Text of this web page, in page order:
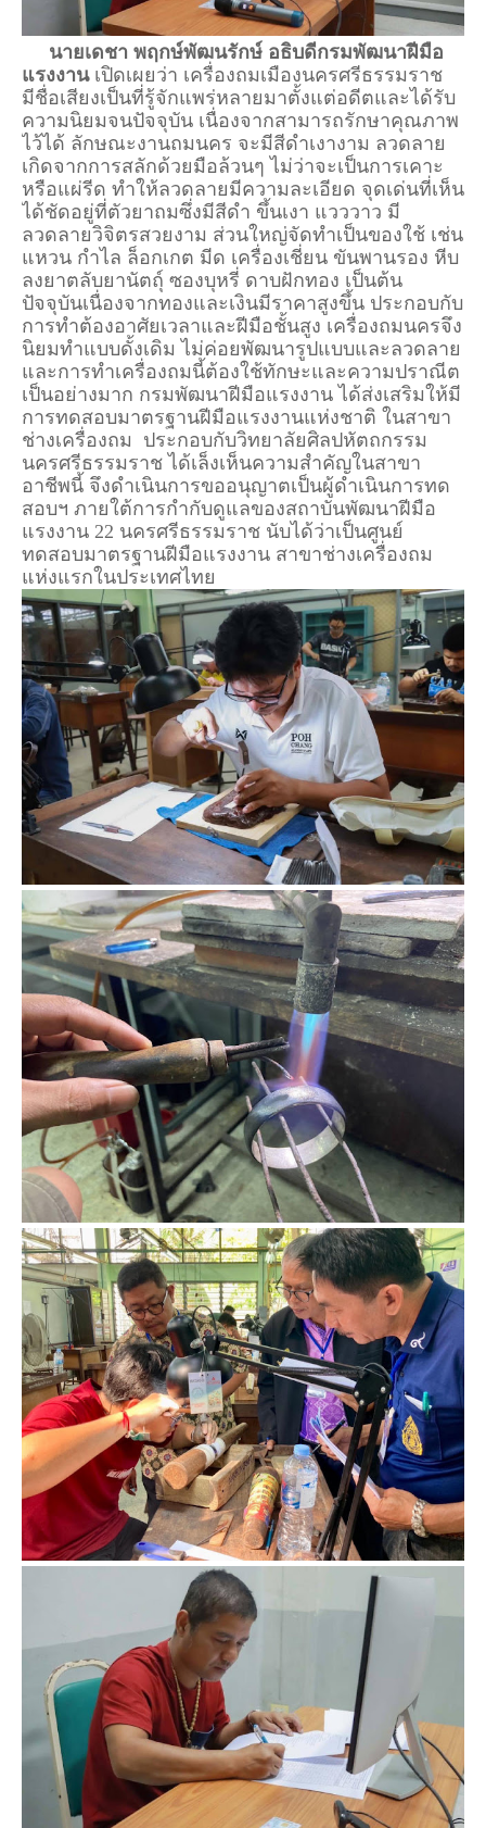
นายเดชา พฤกษ์พัฒนรักษ์ อธิบดีกรมพัฒนาฝีมือ
แรงงานเปิดเผยว่า เครื่องถมเมืองนครศรีธรรมราช
มีชื่อเสียงเป็นที่รู้จักแพร่หลายมาตั้งแต่อดีตและได้รับ
ความนิยมจนปัจจุบัน เนื่องจากสามารถรักษาคุณภาพ
ไว้ได้ ลักษณะงานถมนคร จะมีสีดำเงางาม ลวดลาย
เกิดจากการสลักด้วยมือล้วนๆ ไม่ว่าจะเป็นการเคาะ
หรือแผ่รีด ทำให้ลวดลายมีความละเอียด จุดเด่นที่เห็น
ได้ชัดอยู่ที่ตัวยาถมซึ่งมีสีดำ ขึ้นเงา แวววาว มี
ลวดลายวิจิตรสวยงาม ส่วนใหญ่จัดทำเป็นของใช้ เช่น
แหวน กำไล ล็อกเกต มีด เครื่องเชี่ยน ขันพานรอง หีบ
ลงยาตลับยานัตถุ์ ซองบุหรี่ ดาบฝักทอง เป็นต้น
ปัจจุบันเนื่องจากทองและเงินมีราคาสูงขึ้น ประกอบกับ
การทำต้องอาศัยเวลาและฝีมือชั้นสูง เครื่องถมนครจึง
นิยมทำแบบดั้งเดิม ไม่ค่อยพัฒนารูปแบบและลวดลาย
และการทำเครื่องถมนี้ต้องใช้ทักษะและความปราณีต
เป็นอย่างมาก กรมพัฒนาฝีมือแรงงาน ได้ส่งเสริมให้มี
การทดสอบมาตรฐานฝีมือแรงงานแห่งชาติ ในสาขา
ช่างเครื่องถม ประกอบกับวิทยาลัยศิลปหัตถกรรม
นครศรีธรรมราช ได้เล็งเห็นความสำคัญในสาขา
อาชีพนี้ จึงดำเนินการขออนุญาตเป็นผู้ดำเนินการทด
สอบฯ ภายใต้การกำกับดูแลของสถาบันพัฒนาฝีมือ
แรงงาน 22 นครศรีธรรมราช นับได้ว่าเป็นศูนย์
ทดสอบมาตรฐานฝีมือแรงงาน สาขาช่างเครื่องถม
แห่งแรกในประเทศไทย